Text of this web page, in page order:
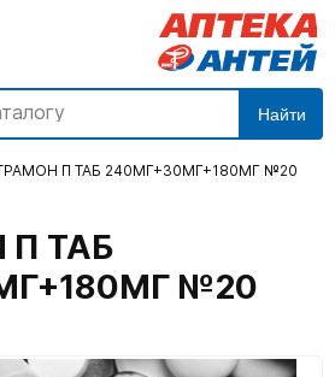
Найти
П ТАБ 240МГ+30МГ+180МГ №20
ТАБ
№20